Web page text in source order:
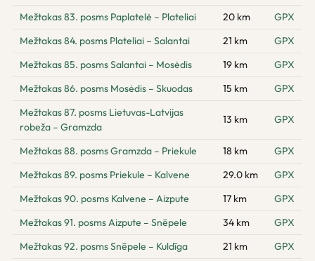
Mežtakas 83. posms Paplatelė – Plateliai 20 km
GPX
Mežtakas 84. posms Plateliai – Salantai
21 km
GPX
Mežtakas 85. posms Salantai – Mosėdis
19 km
GPX
Mežtakas 86. posms Mosėdis – Skuodas
15 km
GPX
Mežtakas 87. posms Lietuvas-Latvijas
robeža – Gramzda
13 km GPX
Mežtakas 88. posms Gramzda – Priekule 18 km
GPX
Mežtakas 89. posms Priekule – Kalvene
29.0 km
GPX
Mežtakas 90. posms Kalvene – Aizpute
17 km
GPX
Mežtakas 91. posms Aizpute – Snēpele
34 km
GPX
Mežtakas 92. posms Snēpele – Kuldīga
21 km
GPX